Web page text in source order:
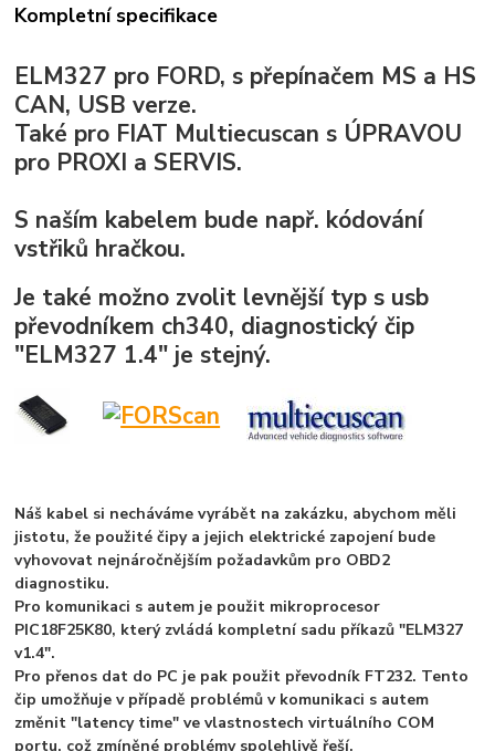
Kompletní specifikace
ELM327 pro FORD, s přepínačem MS a HS
CAN, USB verze.
Také pro FIAT Multiecuscan s ÚPRAVOU
pro PROXI a SERVIS.
S naším kabelem bude např. kódování
vstřiků hračkou.
Je také možno zvolit levnější typ s usb
převodníkem ch340, diagnostický čip
"ELM327 1.4" je stejný.
Náš kabel si necháváme vyrábět na zakázku, abychom měli
jistotu, že použité čipy a jejich elektrické zapojení bude
vyhovovat nejnáročnějším požadavkům pro OBD2
diagnostiku.
Pro komunikaci s autem je použit mikroprocesor
PIC18F25K80, který zvládá kompletní sadu příkazů "ELM327
v1.4".
Pro přenos dat do PC je pak použit převodník FT232. Tento
čip umožňuje v případě problémů v komunikaci s autem
změnit "latency time" ve vlastnostech virtuálního COM
portu, což zmíněné problémy spolehlivě řeší.